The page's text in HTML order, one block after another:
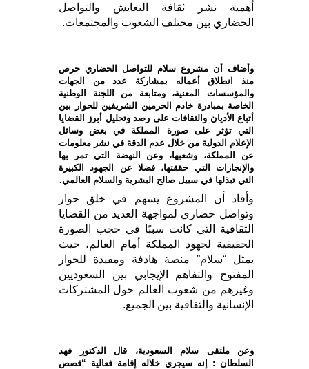
أهمية نشر ثقافة التعايش والتواصل
الحضاري بين مختلف الشعوب والمجتمعات.
وأضاف أن مشروع سلام للتواصل الحضاري حرص
منذ انطلاق أعماله بمشاركة عدد من الجهات
والمؤسسات المعنية، ومتابعة من اللجنة الوطنية
الخاصة بمبادرة خادم الحرمين الشريفين للحوار بين
أتباع الأديان والثقافات على رصد وتحليل أبرز القضايا
التي تؤثر على صورة المملكة في بعض وسائل
الإعلام الدولية من خلال عدم الدقة في نشر معلومات
عن المملكة، وشعبها، وعن النهضة التي تمر بها
والإنجازات التي حققتها، فضلا عن الجهود الكبيرة
التي تبذلها في سبيل صالح البشرية والسلام العالمي.
وأفاد أن المشروع يسهم في خلق حوار
وتواصل حضاري لمواجهة العديد من القضايا
الثقافية التي كانت سببًا في حجب الصورة
الحقيقية لجهود المملكة أمام العالم، حيث
يمثل “سلام” منصة هادفة ومفيدة للحوار
المفتوح والتفاهم الإيجابي بين السعوديين
وغيرهم من شعوب العالم حول المشتركات
الإنسانية والثقافية بين الجميع.
وعن ملتقى سلام السعودية، قال الدكتور فهد
السلطان : إنه سيجري خلاله إقامة فعالية “قصص